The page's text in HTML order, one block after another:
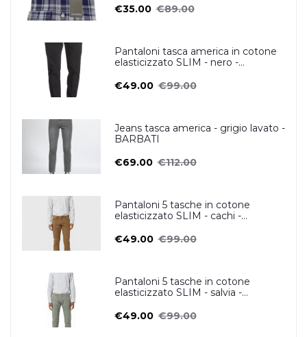
€35.00 €89.00
Pantaloni tasca america in cotone
elasticizzato SLIM - nero -
€49.00 €99.00
Jeans tasca america - grigio lavato -
BARBATI
€69.00 €112.00
Pantaloni 5 tasche in cotone
elasticizzato SLIM - cachi -
€49.00 €99.00
Pantaloni 5 tasche in cotone
elasticizzato SLIM - salvia -
€49.00 €99.00